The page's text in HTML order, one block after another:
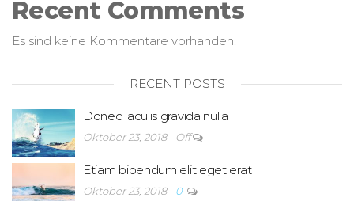
Recent Comments
Es sind keine Kommentare vorhanden.
RECENT POSTS
Donec iaculis gravida nulla
Oktober 23, 2018 Off
Etiam bibendum elit eget erat
Oktober 23, 2018 0